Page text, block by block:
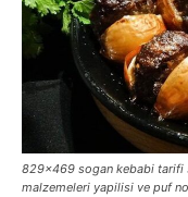
829×469 sogan kebabi tarifi
malzemeleri yapilisi ve puf